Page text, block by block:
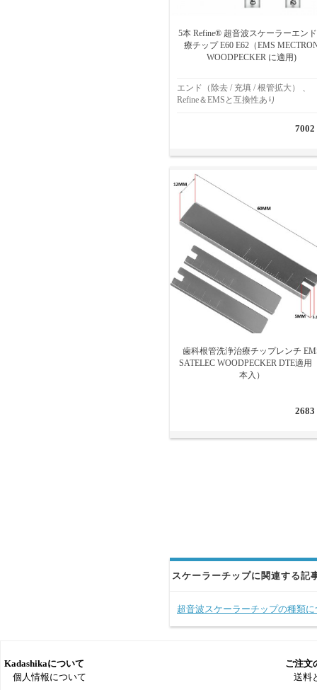
5本 Refine® 超音波スケーラーエン
療チップ E60 E62（EMS
WOODPECKER に適用)
エンド（除去 / 充填 / 根管拡大） 、
Refine＆EMSと互換性あり
7002
歯科根管洗浄治療チップレンチ
SATELEC WOODPECKER DTE適用
本入）
2683
スケーラーチップに関連する記
超音波スケーラーチップの種類
Kadashikaについて
個人情報について
ご注文
送料